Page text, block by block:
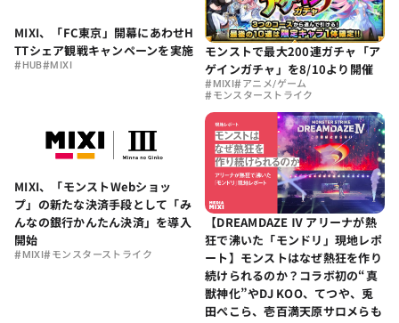
MIXI、「FC東京」開幕にあわせH
TTシェア観戦キャンペーンを実施
# HUB#MIXI
モンストで最大200連ガチャ「ア
ゲインガチャ」を8/10より開催
# MIXI#アニメ/ゲーム
#モンスターストライク
MIXI、「モンストWebショッ
プ」の新たな決済手段として「み
んなの銀行かんたん決済」を導入
開始
# MIXI#モンスターストライク
【DREAMDAZE Ⅳ アリーナが熱
狂で沸いた「モンドリ」現地レポ
ート】モンストはなぜ熱狂を作り
続けられるのか？コラボ初の“真
獣神化”やDJ KOO、てつや、兎
田ぺこら、壱百満天原サロメらも